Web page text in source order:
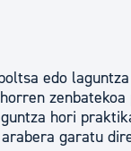
edo
hori
garatu